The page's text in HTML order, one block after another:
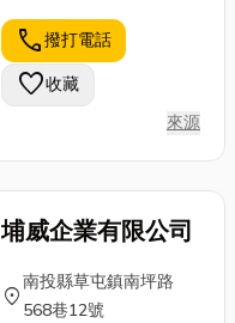
call撥打電話
favorite收藏
來源
埔威企業有限公司
location_on
南投縣草屯鎮南坪路
568巷12號